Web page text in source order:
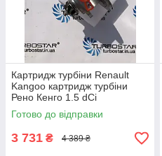
Картридж турбіни Renault
Kangoo картридж турбіни
Рено Кенго 1.5 dCi
54359700000
54359880000 54359700008
Готово до відправки
3 731 ₴ 4 389 ₴